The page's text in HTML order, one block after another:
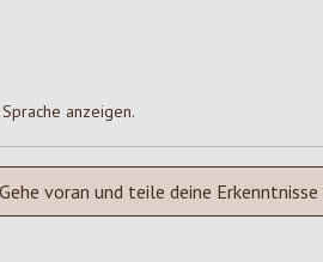
anzeigen.
voran und teile deine